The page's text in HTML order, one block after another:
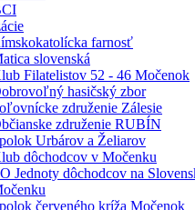
farnosť
slovenská
Filatelistov 52 - 46 Močenok
hasičský zbor
združenie Zálesie
združenie RUBÍN
Urbárov a Želiarov
dôchodcov v Močenku
Jednoty dôchodcov na
červeného kríža Močenok